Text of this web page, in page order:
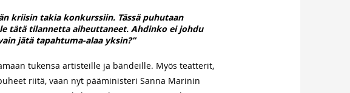
kriisin takia konkurssiin. Tässä puhutaan
tätä tilannetta aiheuttaneet. Ahdinko ei johdu
jätä tapahtuma-alaa yksin?”
tukensa artisteille ja bändeille. Myös teatterit,
riitä, vaan nyt pääministeri Sanna Marinin